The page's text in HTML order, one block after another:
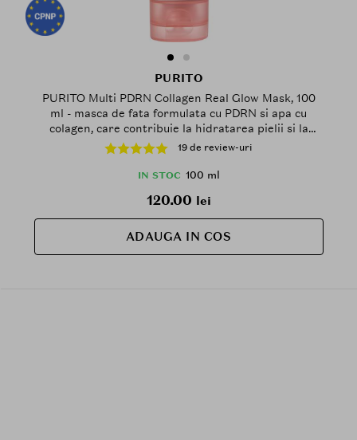
PURITO
PURITO Multi PDRN Collagen Real Glow Mask, 100
ml - masca de fata formulata cu PDRN si apa cu
colagen, care contribuie la hidratarea pielii si la
imbunatatirea aspectului tern
19 de review-uri
IN STOC 100 ml
120.00 lei
ADAUGA IN COS